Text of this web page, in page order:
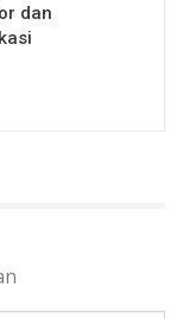
dan